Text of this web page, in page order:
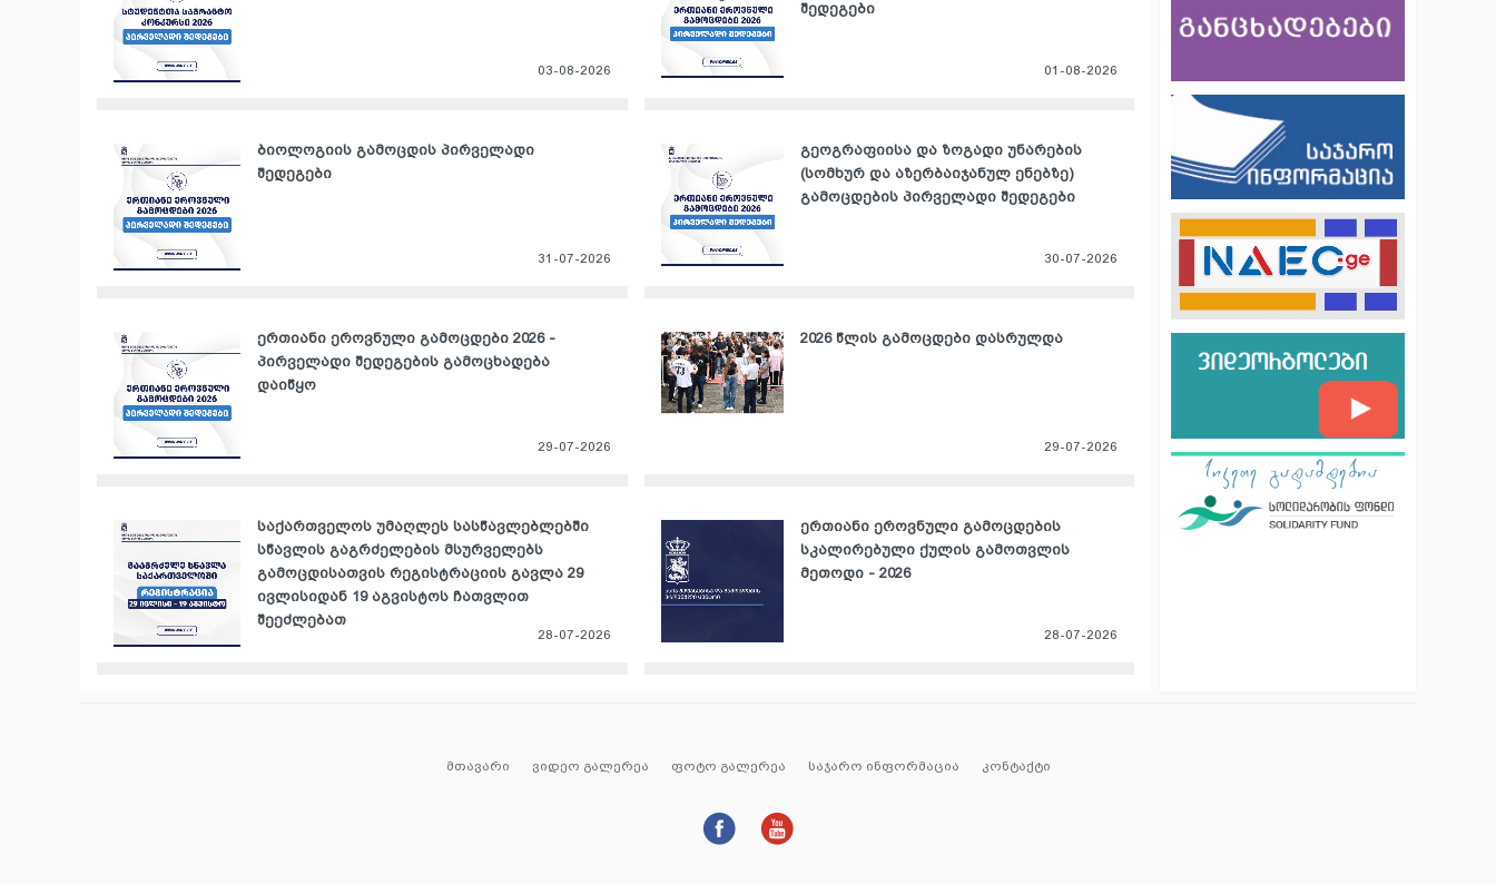
03-08-2026
შედეგები
01-08-2026
ბიოლოგიის გამოცდის პირველადი
შედეგები
31-07-2026
გეოგრაფიისა და ზოგადი უნარების
(სომხურ და აზერბაიჯანულ ენებზე)
გამოცდების პირველადი შედეგები
30-07-2026
ერთიანი ეროვნული გამოცდები 2026 -
პირველადი შედეგების გამოცხადება
დაიწყო
29-07-2026
2026 წლის გამოცდები დასრულდა
29-07-2026
საქართველოს უმაღლეს სასწავლებლებში
სწავლის გაგრძელების მსურველებს
გამოცდისათვის რეგისტრაციის გავლა 29
ივლისიდან 19 აგვისტოს ჩათვლით
შეეძლებათ
28-07-2026
ერთიანი ეროვნული გამოცდების
სკალირებული ქულის გამოთვლის
მეთოდი - 2026
28-07-2026
მთავარი ვიდეო გალერეა ფოტო გალერეა საჯარო ინფორმაცია კონტაქტი